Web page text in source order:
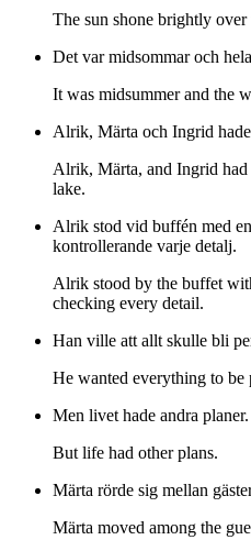
The sun shone brightly
Det var midsommar och
It was midsummer and the
Alrik, Märta och Ingrid
Alrik, Märta, and Ingrid
lake.
Alrik stod vid buffén med
kontrollerande varje detalj.
Alrik stood by the buffet
checking every detail.
Han ville att allt skulle bli
He wanted everything to be
Men livet hade andra planer.
But life had other plans.
Märta rörde sig mellan
Märta moved among the